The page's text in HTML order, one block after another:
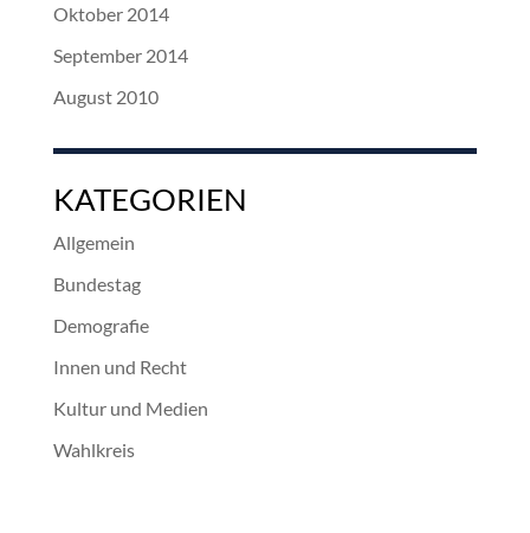
Oktober 2014
September 2014
August 2010
KATEGORIEN
Allgemein
Bundestag
Demografie
Innen und Recht
Kultur und Medien
Wahlkreis